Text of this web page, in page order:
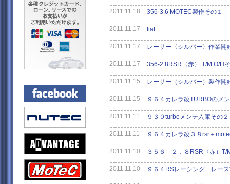
2011.11.18 356-3.6 MOTEC製作その１
2011.11.17 fiat
2011.11.17 レーサー〈シルバー〉作業開
2011.11.17 356-2.8RSR〈赤） T/M O/H
2011.11.15 レーサー（シルバー）製作
2011.11.15 ９６４カレラ改TURBOのメ
2011.11.11 ９３０turboメンテ入庫その２
2011.11.11 ９６４カレラ改３８rsr＋
2011.11.10 ３５６－２．８RSR〈赤）T/
2011.11.10 ９６４RSレーシング レー